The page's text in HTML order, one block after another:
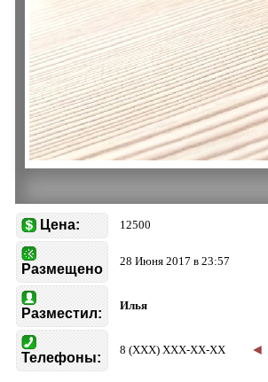
Цена: 12500
Размещено
28 Июня 2017 в 23:57
Разместил:
Илья
Телефоны:
8 (XXX) XXX-XX-XX ◄